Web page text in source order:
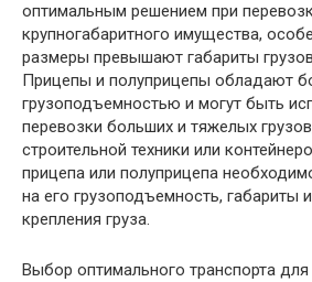
оптимальным решением при
крупногабаритного имущества,
размеры превышают габариты
Прицепы и полуприцепы обладают
грузоподъемностью и могут быть
перевозки больших и тяжелых
строительной техники или
прицепа или полуприцепа
на его грузоподъемность, габариты
крепления груза.
Выбор оптимального транспорта для